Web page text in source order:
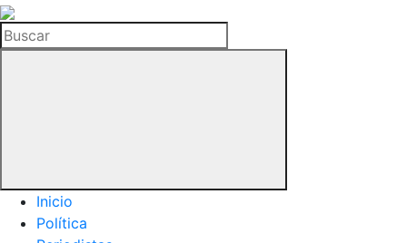
La
Hemeroteca
del
Buscar
Inicio
Política